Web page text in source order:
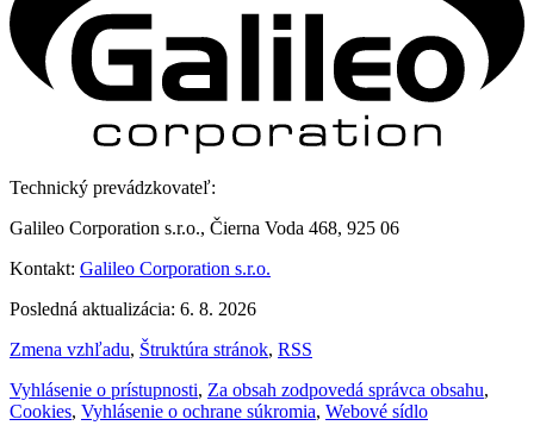
Technický prevádzkovateľ:
Galileo Corporation s.r.o., Čierna Voda 468, 925 06
Kontakt: Galileo Corporation s.r.o.
Posledná aktualizácia: 6. 8. 2026
Zmena vzhľadu, Štruktúra stránok, RSS
Vyhlásenie o prístupnosti, Za obsah zodpovedá správca obsahu,
Cookies, Vyhlásenie o ochrane súkromia, Webové sídlo